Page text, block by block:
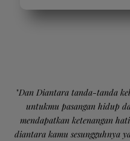
"Dan Diantara tanda-tanda
untukmu pasangan hidup
mendapatkan ketenangan
diantara kamu sesungguhnya